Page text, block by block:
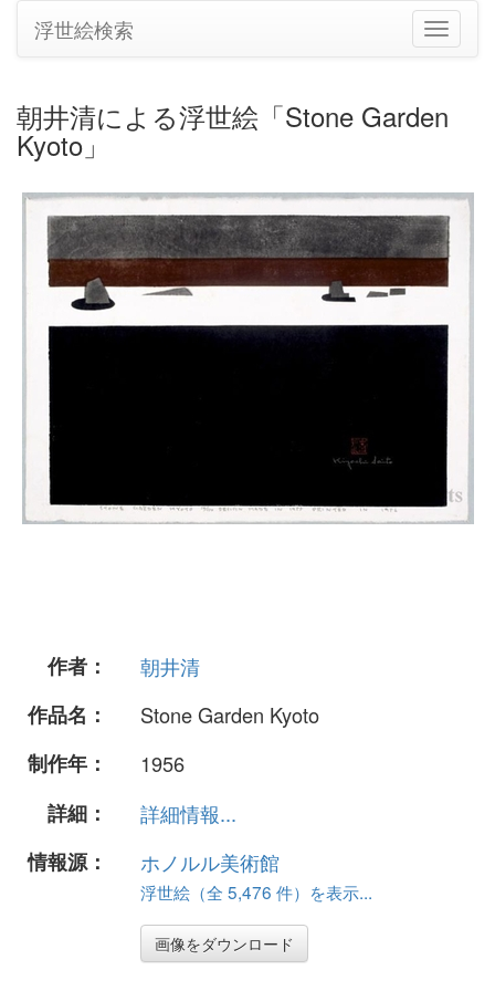
ナ
ビ
シ
り
替
え
浮世絵検索
朝井清による浮世絵「Stone Garden
Kyoto」
作者：
朝井清
作品名：
Stone Garden Kyoto
制作年：
1956
詳細：
詳細情報...
情報源：
ホノルル美術館
浮世絵（全 5,476 件）を表示...
画像をダウンロード